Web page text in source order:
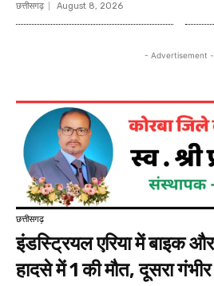
छत्तीसगढ़ August 8, 2026
- Advertisement -